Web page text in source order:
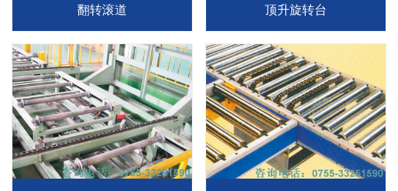
翻转滚道 顶升旋转台